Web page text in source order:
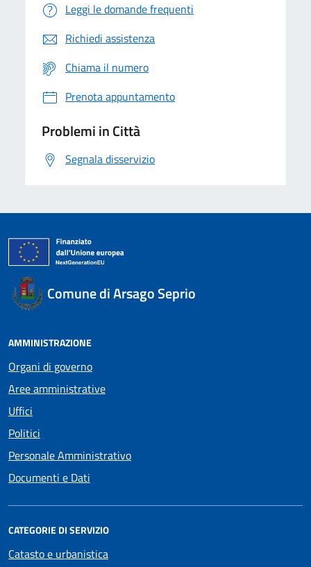
Leggi le domande frequenti
Richiedi assistenza
Chiama il numero
Prenota appuntamento
Problemi in Città
Segnala disservizio
Comune di Arsago Seprio
AMMINISTRAZIONE
Organi di governo
Aree amministrative
Uffici
Politici
Personale Amministrativo
Documenti e Dati
CATEGORIE DI SERVIZIO
Catasto e urbanistica